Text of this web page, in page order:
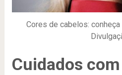
Cores de cabelos:
Cuidados